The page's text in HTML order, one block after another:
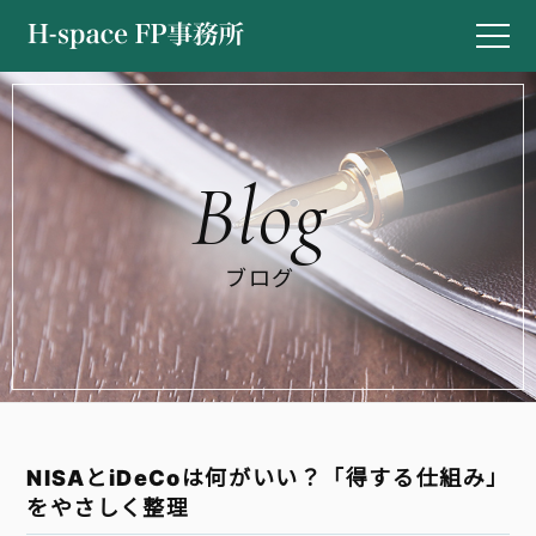
ブログ
NISAとiDeCoは何がいい？「得する仕組み」
をやさしく整理